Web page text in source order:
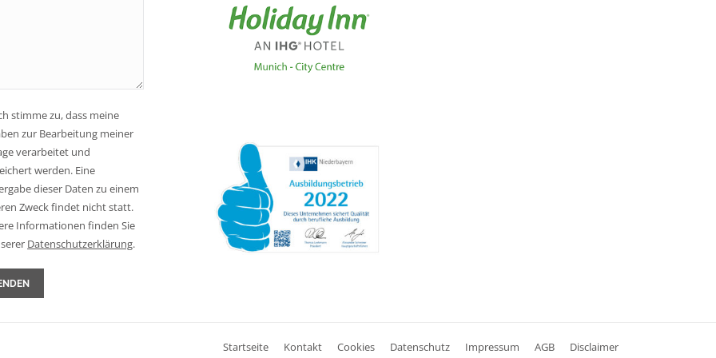
stimme zu, dass meine
zur Bearbeitung meiner
verarbeitet und
werden. Eine
dieser Daten zu einem
Zweck findet nicht statt.
Informationen finden Sie
Daten­schutz­erklärung.
Startseite Kontakt Cookies Datenschutz Impressum AGB Disclaimer